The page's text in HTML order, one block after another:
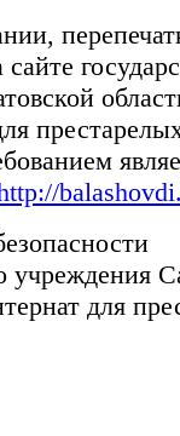
учреждения
для